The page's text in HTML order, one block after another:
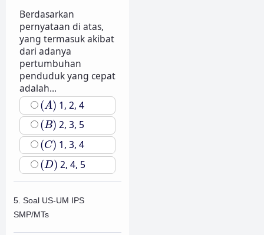
Berdasarkan
pernyataan di atas,
yang termasuk akibat
dari adanya
pertumbuhan
penduduk yang cepat
adalah...
(A)
(A) 1, 2, 4
(B)
(B) 2, 3, 5
(C)
(C) 1, 3, 4
(D)
(D) 2, 4, 5
5. Soal US-UM IPS
SMP/MTs